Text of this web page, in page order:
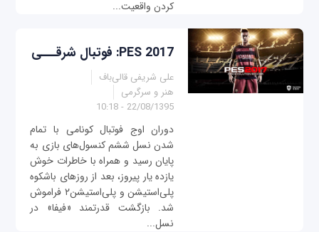
کردن واقعیت...
PES 2017: فوتبال شرقـــی
علی شریفی قالی‌باف
هنر و سرگرمی
22/08/1395 - 10:18
دوران اوج فوتبال کونامی با تمام
شدن نسل ششم کنسول‌های بازی به
پایان رسید و همراه با خاطرات خوش
یازده یار پیروز، بعد از روزهای باشکوه
پلی‌استیشن و پلی‌استیشن۲ فراموش
شد. بازگشت قدرتمند «فیفا» در
نسل...